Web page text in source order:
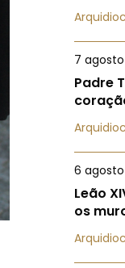
7
Padre
6
Leão
os